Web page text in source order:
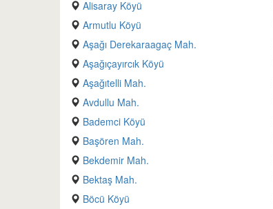
Alisaray Köyü
Armutlu Köyü
Aşağı Derekaraagaç Mah.
Aşağıçayırcık Köyü
Aşağıtelli Mah.
Avdullu Mah.
Bademci Köyü
Başören Mah.
Bekdemir Mah.
Bektaş Mah.
Böcü Köyü